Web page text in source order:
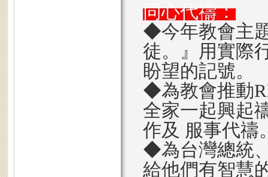
同心代禱：
◆今年教會主
徒。』用實際
盼望的記號。
◆為教會推動
全家一起興起
作及 服事代禱
◆為台灣總統
給他們有智慧